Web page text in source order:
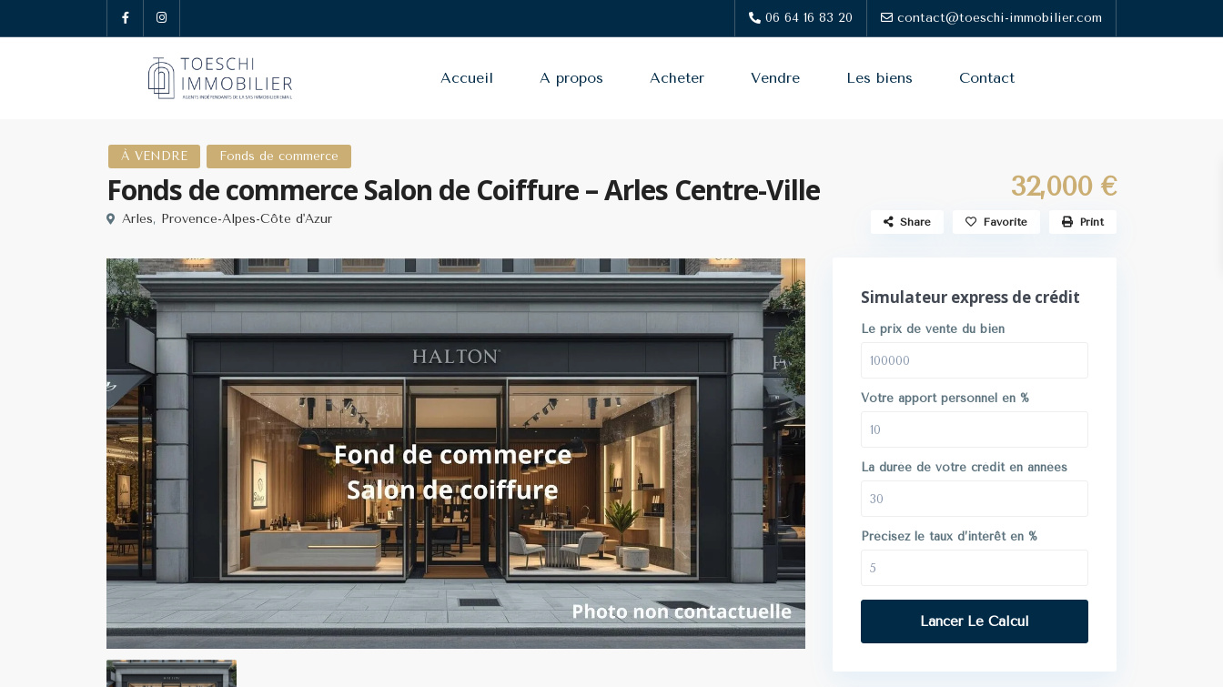
06 64 16 83 20 contact@toeschi-immobilier.com
Accueil A propos Acheter Vendre Les biens Contact
À VENDRE Fonds de commerce
Fonds de commerce Salon de Coiffure – Arles Centre-Ville 32,000 €
Arles, Provence-Alpes-Côte d'Azur Share Favorite Print
Simulateur express de crédit
Le prix de vente du bien
Votre apport personnel en %
La durée de votre crédit en années
Précisez le taux d’intérêt en %
Lancer Le Calcul